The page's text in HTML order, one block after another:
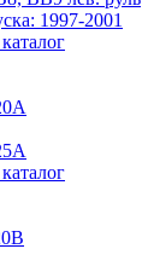
1997-2001